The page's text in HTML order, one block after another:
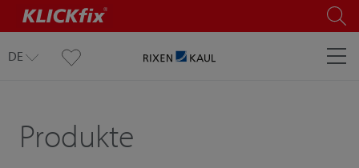
DE
Produkte